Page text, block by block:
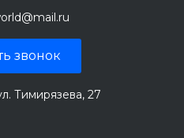
звонок
Тимирязева, 27